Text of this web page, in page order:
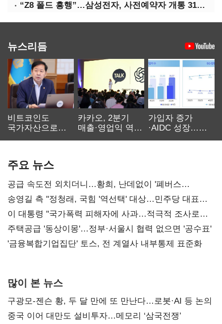
“Z8 폴드 흥행”…삼성전자, 사전예약자 개통 31일까지 연장
뉴스리듬
비트코인도
국가자산으로…'
카카오, 2분기
매출·영업익 역대
가입자 증가
·AIDC 성장…
주요 뉴스
공급 속도전 외치더니…황희, 난데없이 '폐버스
리모델링' 제안
송영길 측 "정청래, 국힘 '역선택' 대상…민주당 대표로
총선 지휘 못해"
이 대통령 "국가폭력 피해자에 사과…적극적 조사로
진실 밝혀야"
주택공급 '동상이몽'…정부·서울시 협력 없으면 '공수표'
'금융복합기업집단' 토스, 전 계열사 내부통제 표준화
많이 본 뉴스
구광모-젠슨 황, 두 달 만에 또 만난다…로봇·AI 등 논의
중국 이어 대만도 설비투자…메모리 ‘삼국전쟁’